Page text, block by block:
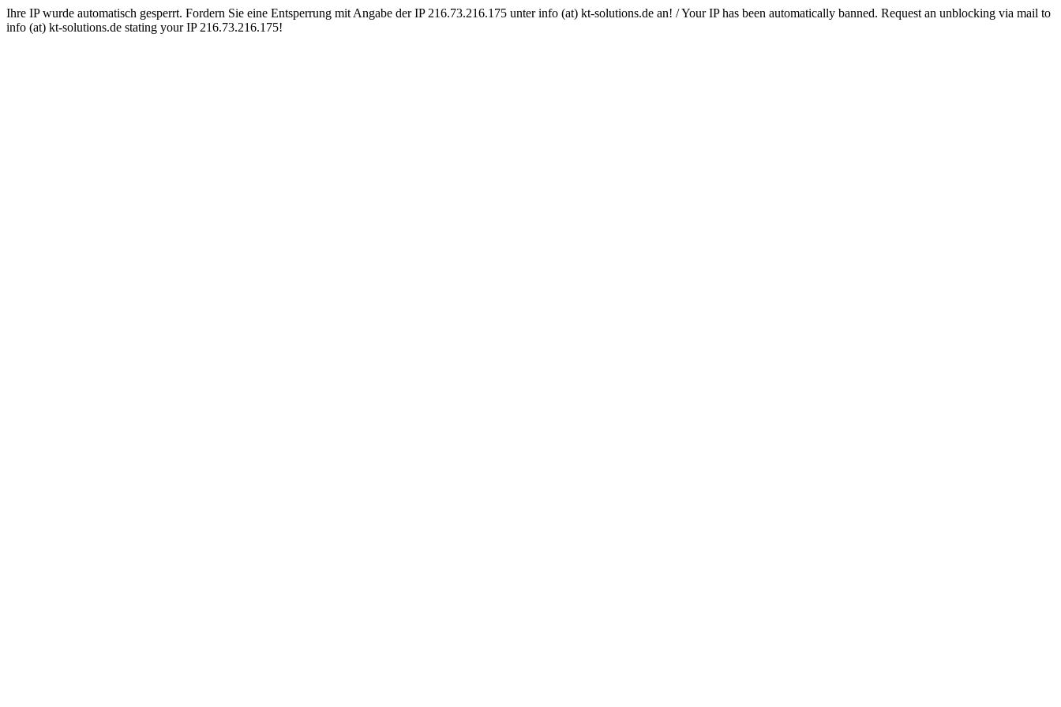
Ihre IP wurde automatisch gesperrt. Fordern Sie eine Entsperrung mit Angabe der IP 216.73.216.175 unter info (at) kt-solutions.de an! / Your IP has been automatically banned. Request an unblocking via mail to
info (at) kt-solutions.de stating your IP 216.73.216.175!